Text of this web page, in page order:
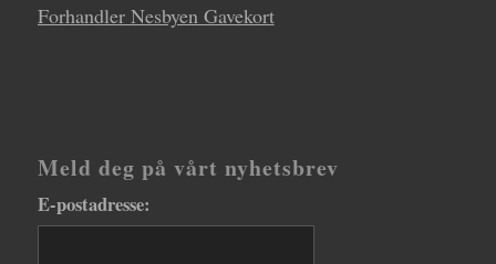
Forhandler Nesbyen Gavekort
Meld deg på vårt nyhetsbrev
E-postadresse: